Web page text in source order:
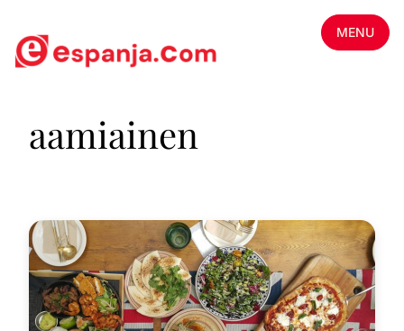
MENU
aamiainen